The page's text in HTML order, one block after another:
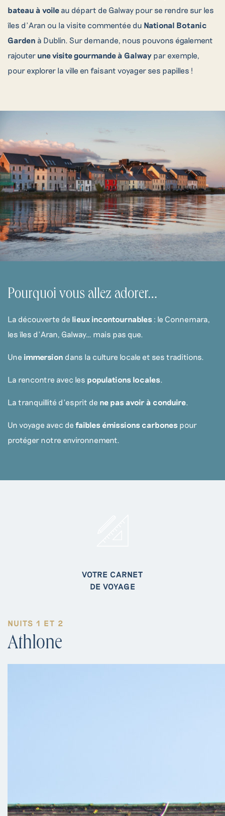
bateau à voile au départ de Galway pour se rendre sur les
îles d’Aran ou la visite commentée du National Botanic
Garden à Dublin. Sur demande, nous pouvons également
rajouter une visite gourmande à Galway par exemple,
pour explorer la ville en faisant voyager ses papilles !
Pourquoi vous allez adorer…
La découverte de lieux incontournables : le Connemara,
les îles d’Aran, Galway… mais pas que.
Une immersion dans la culture locale et ses traditions.
La rencontre avec les populations locales
La tranquillité d’esprit de ne pas avoir à conduire
Un voyage avec de faibles émissions carbones pour
protéger notre environnement.
VOTRE CARNET
DE VOYAGE
NUITS 1 ET 2
Athlone